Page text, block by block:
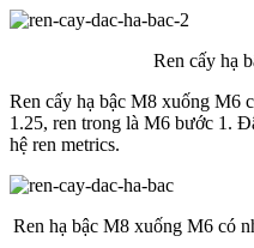
Ren cấy hạ
Ren cấy hạ bậc M8 xuống M6
1.25, ren trong là M6 bước 1.
hệ ren metrics.
Ren hạ bậc M8 xuống M6 có